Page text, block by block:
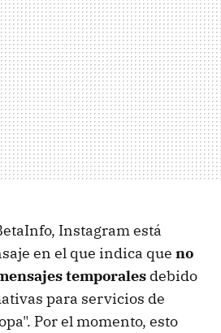
Instagram está
en el que indica que no
temporales debido
para servicios de
Por el momento, esto